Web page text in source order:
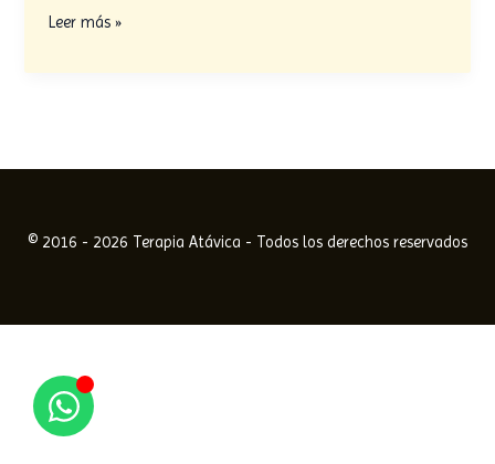
Leer más »
© 2016 - 2026 Terapia Atávica - Todos los derechos reservados